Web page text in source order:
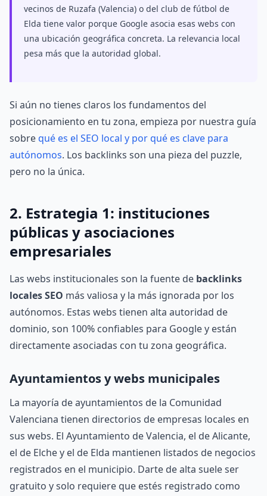
vecinos de Ruzafa (Valencia) o del club de fútbol de
Elda tiene valor porque Google asocia esas webs con
una ubicación geográfica concreta. La relevancia local
pesa más que la autoridad global.
Si aún no tienes claros los fundamentos del
posicionamiento en tu zona, empieza por nuestra guía
sobrequé es el SEO local y por qué es clave para
autónomos. Los backlinks son una pieza del puzzle,
pero no la única.
2. Estrategia 1: instituciones
públicas y asociaciones
empresariales
Las webs institucionales son la fuente de backlinks
locales SEO más valiosa y la más ignorada por los
autónomos. Estas webs tienen alta autoridad de
dominio, son 100% confiables para Google y están
directamente asociadas con tu zona geográfica.
Ayuntamientos y webs municipales
La mayoría de ayuntamientos de la Comunidad
Valenciana tienen directorios de empresas locales en
sus webs. El Ayuntamiento de Valencia, el de Alicante,
el de Elche y el de Elda mantienen listados de negocios
registrados en el municipio. Darte de alta suele ser
gratuito y solo requiere que estés registrado como